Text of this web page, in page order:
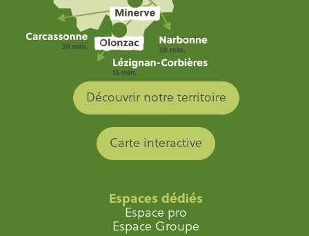
Découvrir notre territoire
Carte interactive
Espaces dédiés
Espace pro
Espace Groupe